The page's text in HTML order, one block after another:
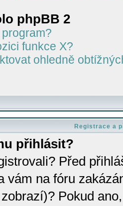
phpBB 2
funkce X?
ohledně
Registrace a
přihlásit?
Před
vám na fóru
Pokud